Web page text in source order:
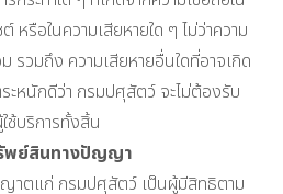
หรือในความเสียหายใด ๆ ไม่ว่าความ
รวมถึง ความเสียหายอื่นใดที่อาจเกิด
ะหนักดีว่า กรมปศุสัตว์ จะไม่ต้องรับ
ช้บริการทั้งสิ้น
พย์สินทางปัญญา
าตแก่ กรมปศุสัตว์ เป็นผู้มีสิทธิตาม